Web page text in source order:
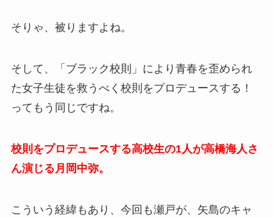
そりゃ、被りますよね。
そして、「ブラック校則」により青春を歪められ
た女子生徒を救うべく校則をプロデュースする！
ってもう同じですね。
校則をプロデュースする高校生の1人が高橋海人さ
ん演じる月岡中弥。
こういう経緯もあり、今回も瀬戸が、矢島のキャ